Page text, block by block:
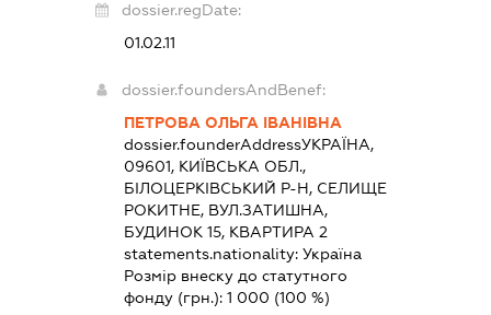
dossier.regDate:
01.02.11
dossier.foundersAndBenef:
ПЕТРОВА ОЛЬГА ІВАНІВНА
dossier.founderAddressУКРАЇНА,
09601, КИЇВСЬКА ОБЛ.,
БІЛОЦЕРКІВСЬКИЙ Р-Н, СЕЛИЩЕ
РОКИТНЕ, ВУЛ.ЗАТИШНА,
БУДИНОК 15, КВАРТИРА 2
statements.nationality:Україна
Розмір внеску до статутного
фонду (грн.):1 000 (100 %)